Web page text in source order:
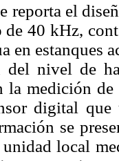
reporta el
de 40 kHz,
en estanques
del nivel de
la medición
digital
se
unidad local